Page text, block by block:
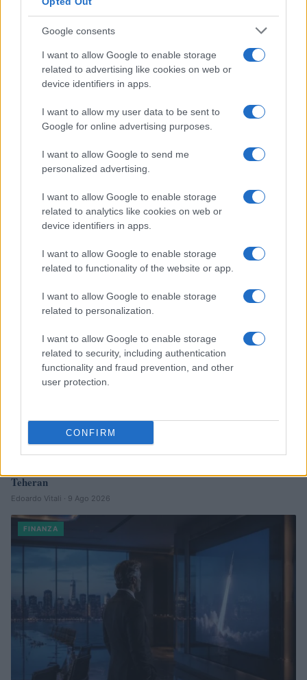
Google consents
I want to allow Google to enable storage
related to advertising like cookies on web or
device identifiers in apps.
I want to allow my user data to be sent to
Google for online advertising purposes.
I want to allow Google to send me
personalized advertising.
I want to allow Google to enable storage
related to analytics like cookies on web or
device identifiers in apps.
I want to allow Google to enable storage
related to functionality of the website or app.
I want to allow Google to enable storage
related to personalization.
I want to allow Google to enable storage
related to security, including authentication
functionality and fraud prevention, and other
user protection.
CONFIRM
FINANZA
Come il settore tech influisce sui titoli di Stato e le strategie per
investire
Francesca Spadaro · 9 Ago 2026
Teheran
Edoardo Vitali · 9 Ago 2026
FINANZA